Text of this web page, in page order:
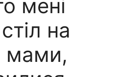
мені
на
мами,